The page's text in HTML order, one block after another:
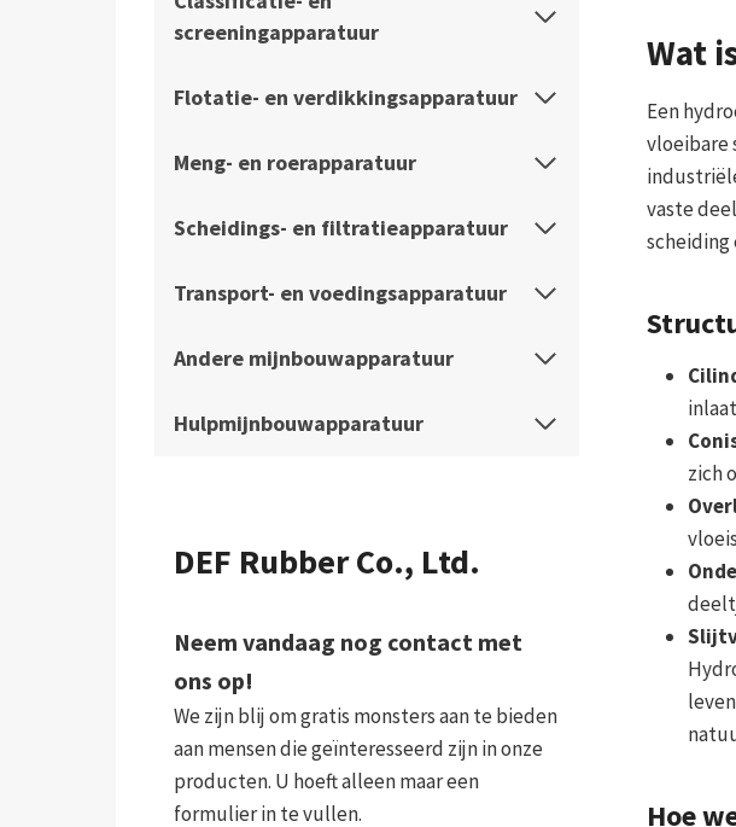
screeningapparatuur
Flotatie- en verdikkingsapparatuur
Meng- en roerapparatuur
Scheidings- en filtratieapparatuur
Transport- en voedingsapparatuur
Andere mijnbouwapparatuur
Hulpmijnbouwapparatuur
DEF Rubber Co., Ltd.
Neem vandaag nog contact met
ons op!
We zijn blij om gratis monsters aan te bieden
aan mensen die geïnteresseerd zijn in onze
producten. U hoeft alleen maar een
formulier in te vullen.
Wat
Een
vloeibare
vaste
zich
Hoe